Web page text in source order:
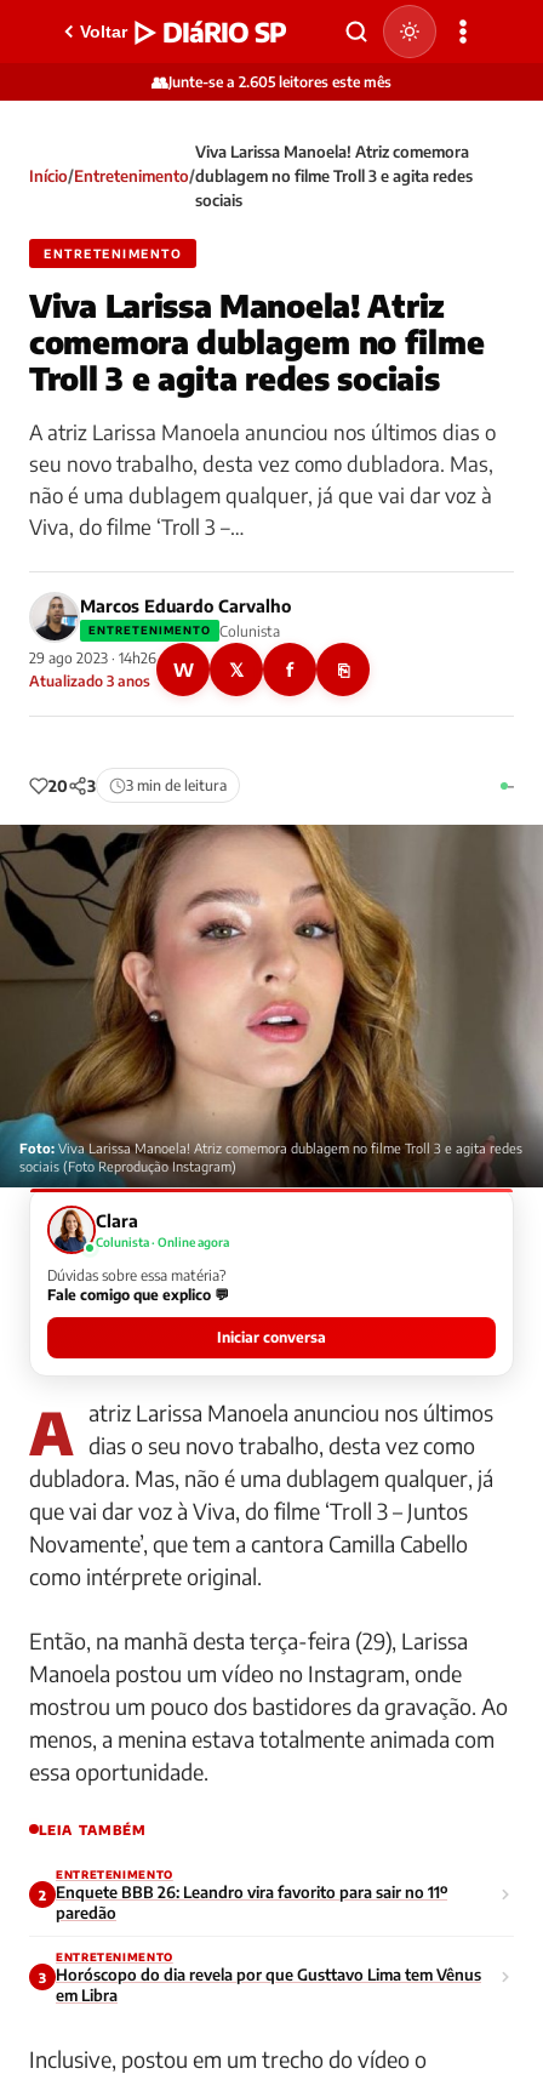
Voltar ▷ DIáRIO SP
👥Junte-se a 2.605 leitores este mês
Início/Entretenimento/
Viva Larissa Manoela! Atriz comemora
dublagem no filme Troll 3 e agita redes
sociais
ENTRETENIMENTO
Viva Larissa Manoela! Atriz
comemora dublagem no filme
Troll 3 e agita redes sociais
A atriz Larissa Manoela anunciou nos últimos dias o
seu novo trabalho, desta vez como dubladora. Mas,
não é uma dublagem qualquer, já que vai dar voz à
Viva, do filme ‘Troll 3 –…
Marcos Eduardo Carvalho
ENTRETENIMENTO
Colunista
29 ago 2023 · 14h26
Atualizado 3 anos
W 𝕏 f ⎘
20 3 3 min de leitura –
Foto: Viva Larissa Manoela! Atriz comemora dublagem no filme Troll 3 e agita redes
sociais (Foto Reprodução Instagram)
Clara
Colunista · Online agora
Dúvidas sobre essa matéria?
Fale comigo que explico 💬
Iniciar conversa
A atriz Larissa Manoela anunciou nos últimos dias o seu novo trabalho, desta vez como
dubladora. Mas, não é uma dublagem qualquer, já
que vai dar voz à Viva, do filme ‘Troll 3 – Juntos
Novamente’, que tem a cantora Camilla Cabello
como intérprete original.
Então, na manhã desta terça-feira (29), Larissa
Manoela postou um vídeo no Instagram, onde
mostrou um pouco dos bastidores da gravação. Ao
menos, a menina estava totalmente animada com
essa oportunidade.
LEIA TAMBÉM
2
ENTRETENIMENTO
Enquete BBB 26: Leandro vira favorito para sair no 11º
paredão
3
ENTRETENIMENTO
Horóscopo do dia revela por que Gusttavo Lima tem Vênus
em Libra
Inclusive, postou em um trecho do vídeo o